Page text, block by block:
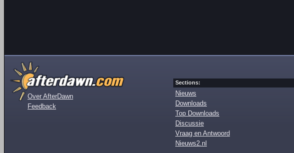
Over AfterDawn
Feedback
Sections:
Nieuws
Downloads
Top Downloads
Discussie
Vraag en Antwoord
Nieuws2.nl